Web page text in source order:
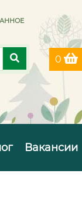
0
Вакансии